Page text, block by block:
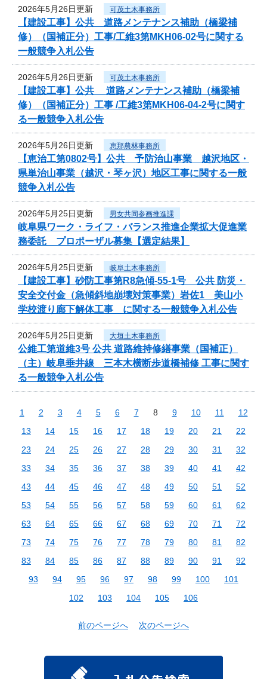
2026年5月26日更新 可茂土木事務所
【建設工事】公共 道路メンテナンス補助（橋梁補
修）（国補正分）工事/工維3第MKH06-02号に関する
一般競争入札公告
2026年5月26日更新 可茂土木事務所
【建設工事】公共 道路メンテナンス補助（橋梁補
修）（国補正分）工事 /工維3第MKH06-04-2号に関す
る一般競争入札公告
2026年5月26日更新 恵那農林事務所
【恵治工第0802号】公共 予防治山事業 越沢地区・
県単治山事業（越沢・琴ヶ沢）地区工事に関する一般
競争入札公告
2026年5月25日更新 男女共同参画推進課
岐阜県ワーク・ライフ・バランス推進企業拡大促進業
務委託 プロポーザル募集【選定結果】
2026年5月25日更新 岐阜土木事務所
【建設工事】砂防工事第R8急傾-55-1号 公共 防災・
安全交付金（急傾斜地崩壊対策事業）岩佐1 美山小
学校渡り廊下解体工事 に関する一般競争入札公告
2026年5月25日更新 大垣土木事務所
公維工第道維3号 公共 道路維持修繕事業（国補正）
（主）岐阜垂井線 三本木横断歩道橋補修 工事に関す
る一般競争入札公告
1 2 3 4 5 6 7 8 9 10 11
12
13
14 15 16 17 18 19 20 21
22
23
24 25 26 27 28 29 30 31
32
33
34 35 36 37 38 39 40 41
42
43
44 45 46 47 48 49 50 51
52
53
54 55 56 57 58 59 60 61
62
63
64 65 66 67 68 69 70 71
72
73
74 75 76 77 78 79 80 81
82
83
84 85 86 87 88 89 90 91
92
93
94 95 96 97 98 99 100
101
102
103 104 105 106
前のページへ 次のページへ